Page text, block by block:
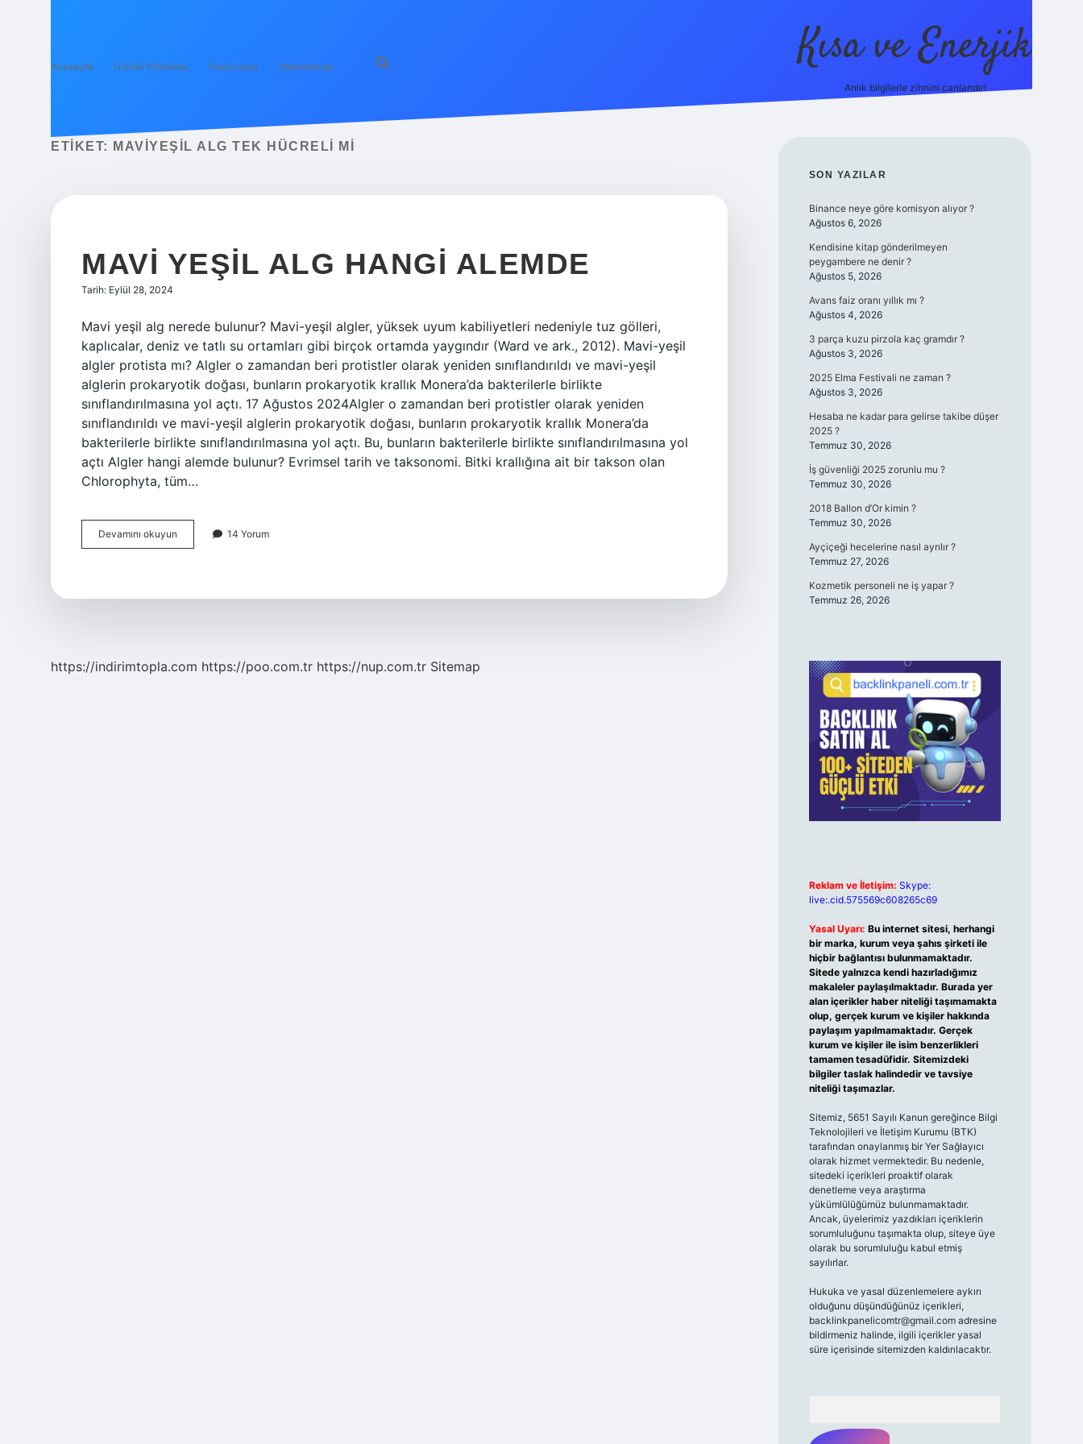
Anasayfa Gizlilik Politikası Yasal Uyarı Hakkımızda Kısa ve Enerjik
Anlık bilgilerle zihnini canlandır!
ETIKET: MAVIYEŞIL ALG TEK HÜCRELI MI
MAVI YEŞIL ALG HANGI ALEMDE
Tarih: Eylül 28, 2024
Mavi yeşil alg nerede bulunur? Mavi-yeşil algler, yüksek uyum kabiliyetleri nedeniyle tuz gölleri,
kaplıcalar, deniz ve tatlı su ortamları gibi birçok ortamda yaygındır (Ward ve ark., 2012). Mavi-yeşil
algler protista mı? Algler o zamandan beri protistler olarak yeniden sınıflandırıldı ve mavi-yeşil
alglerin prokaryotik doğası, bunların prokaryotik krallık Monera’da bakterilerle birlikte
sınıflandırılmasına yol açtı. 17 Ağustos 2024Algler o zamandan beri protistler olarak yeniden
sınıflandırıldı ve mavi-yeşil alglerin prokaryotik doğası, bunların prokaryotik krallık Monera’da
bakterilerle birlikte sınıflandırılmasına yol açtı. Bu, bunların bakterilerle birlikte sınıflandırılmasına yol
açtı Algler hangi alemde bulunur? Evrimsel tarih ve taksonomi. Bitki krallığına ait bir takson olan
Chlorophyta, tüm…
Devamını okuyun
Yeşil
14 Yorum
https://indirimtopla.com https://poo.com.tr https://nup.com.tr Sitemap
SIDEBAR
SON YAZILAR
Binance neye göre komisyon alıyor ?
Ağustos 6, 2026
Kendisine kitap gönderilmeyen
peygambere ne denir ?
Ağustos 5, 2026
Avans faiz oranı yıllık mı ?
Ağustos 4, 2026
3 parça kuzu pirzola kaç gramdır ?
Ağustos 3, 2026
2025 Elma Festivali ne zaman ?
Ağustos 3, 2026
Hesaba ne kadar para gelirse takibe düşer
2025 ?
Temmuz 30, 2026
İş güvenliği 2025 zorunlu mu ?
Temmuz 30, 2026
2018 Ballon d’Or kimin ?
Temmuz 30, 2026
Ayçiçeği hecelerine nasıl ayrılır ?
Temmuz 27, 2026
Kozmetik personeli ne iş yapar ?
Temmuz 26, 2026
Reklam ve İletişim: Skype:
live:.cid.575569c608265c69
Yasal Uyarı: Bu internet sitesi, herhangi
bir marka, kurum veya şahıs şirketi ile
hiçbir bağlantısı bulunmamaktadır.
Sitede yalnızca kendi hazırladığımız
makaleler paylaşılmaktadır. Burada yer
alan içerikler haber niteliği taşımamakta
olup, gerçek kurum ve kişiler hakkında
paylaşım yapılmamaktadır. Gerçek
kurum ve kişiler ile isim benzerlikleri
tamamen tesadüfidir. Sitemizdeki
bilgiler taslak halindedir ve tavsiye
niteliği taşımazlar.
Sitemiz, 5651 Sayılı Kanun gereğince Bilgi
Teknolojileri ve İletişim Kurumu (BTK)
tarafından onaylanmış bir Yer Sağlayıcı
olarak hizmet vermektedir. Bu nedenle,
sitedeki içerikleri proaktif olarak
denetleme veya araştırma
yükümlülüğümüz bulunmamaktadır.
Ancak, üyelerimiz yazdıkları içeriklerin
sorumluluğunu taşımakta olup, siteye üye
olarak bu sorumluluğu kabul etmiş
sayılırlar.
Hukuka ve yasal düzenlemelere aykırı
olduğunu düşündüğünüz içerikleri,
backlinkpanelicomtr@gmail.comadresine
bildirmeniz halinde, ilgili içerikler yasal
süre içerisinde sitemizden kaldırılacaktır.